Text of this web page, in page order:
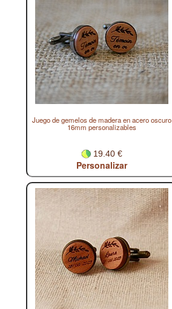
Juego de gemelos de madera en acero oscuro
16mm personalizables
19.40 €
Personalizar